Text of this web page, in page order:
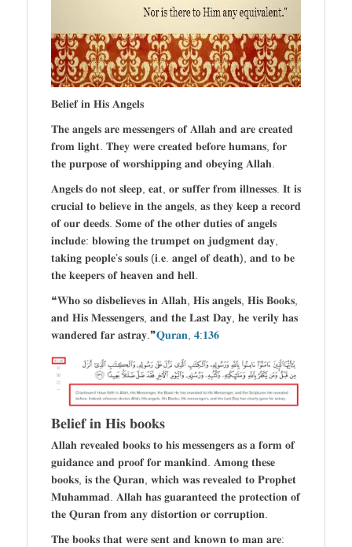
𝐁𝐞𝐥𝐢𝐞𝐟 𝐢𝐧 𝐇𝐢𝐬 𝐀𝐧𝐠𝐞𝐥𝐬
𝐓𝐡𝐞 𝐚𝐧𝐠𝐞𝐥𝐬 𝐚𝐫𝐞 𝐦𝐞𝐬𝐬𝐞𝐧𝐠𝐞𝐫𝐬 𝐨𝐟 𝐀𝐥𝐥𝐚𝐡 𝐚𝐧𝐝 𝐚𝐫𝐞 𝐜𝐫𝐞𝐚𝐭𝐞𝐝
𝐟𝐫𝐨𝐦 𝐥𝐢𝐠𝐡𝐭. 𝐓𝐡𝐞𝐲 𝐰𝐞𝐫𝐞 𝐜𝐫𝐞𝐚𝐭𝐞𝐝 𝐛𝐞𝐟𝐨𝐫𝐞 𝐡𝐮𝐦𝐚𝐧𝐬, 𝐟𝐨𝐫
𝐭𝐡𝐞 𝐩𝐮𝐫𝐩𝐨𝐬𝐞 𝐨𝐟 𝐰𝐨𝐫𝐬𝐡𝐢𝐩𝐩𝐢𝐧𝐠 𝐚𝐧𝐝 𝐨𝐛𝐞𝐲𝐢𝐧𝐠 𝐀𝐥𝐥𝐚𝐡.
𝐀𝐧𝐠𝐞𝐥𝐬 𝐝𝐨 𝐧𝐨𝐭 𝐬𝐥𝐞𝐞𝐩, 𝐞𝐚𝐭, 𝐨𝐫 𝐬𝐮𝐟𝐟𝐞𝐫 𝐟𝐫𝐨𝐦 𝐢𝐥𝐥𝐧𝐞𝐬𝐬𝐞𝐬. 𝐈𝐭 𝐢𝐬
𝐜𝐫𝐮𝐜𝐢𝐚𝐥 𝐭𝐨 𝐛𝐞𝐥𝐢𝐞𝐯𝐞 𝐢𝐧 𝐭𝐡𝐞 𝐚𝐧𝐠𝐞𝐥𝐬, 𝐚𝐬 𝐭𝐡𝐞𝐲 𝐤𝐞𝐞𝐩 𝐚 𝐫𝐞𝐜𝐨𝐫𝐝
𝐨𝐟 𝐨𝐮𝐫 𝐝𝐞𝐞𝐝𝐬. 𝐒𝐨𝐦𝐞 𝐨𝐟 𝐭𝐡𝐞 𝐨𝐭𝐡𝐞𝐫 𝐝𝐮𝐭𝐢𝐞𝐬 𝐨𝐟 𝐚𝐧𝐠𝐞𝐥𝐬
𝐢𝐧𝐜𝐥𝐮𝐝𝐞: 𝐛𝐥𝐨𝐰𝐢𝐧𝐠 𝐭𝐡𝐞 𝐭𝐫𝐮𝐦𝐩𝐞𝐭 𝐨𝐧 𝐣𝐮𝐝𝐠𝐦𝐞𝐧𝐭 𝐝𝐚𝐲,
𝐭𝐚𝐤𝐢𝐧𝐠 𝐩𝐞𝐨𝐩𝐥𝐞’𝐬 𝐬𝐨𝐮𝐥𝐬 (𝐢.𝐞. 𝐚𝐧𝐠𝐞𝐥 𝐨𝐟 𝐝𝐞𝐚𝐭𝐡), 𝐚𝐧𝐝 𝐭𝐨 𝐛𝐞
𝐭𝐡𝐞 𝐤𝐞𝐞𝐩𝐞𝐫𝐬 𝐨𝐟 𝐡𝐞𝐚𝐯𝐞𝐧 𝐚𝐧𝐝 𝐡𝐞𝐥𝐥.
❝𝐖𝐡𝐨 𝐬𝐨 𝐝𝐢𝐬𝐛𝐞𝐥𝐢𝐞𝐯𝐞𝐬 𝐢𝐧 𝐀𝐥𝐥𝐚𝐡, 𝐇𝐢𝐬 𝐚𝐧𝐠𝐞𝐥𝐬, 𝐇𝐢𝐬 𝐁𝐨𝐨𝐤𝐬,
𝐚𝐧𝐝 𝐇𝐢𝐬 𝐌𝐞𝐬𝐬𝐞𝐧𝐠𝐞𝐫𝐬, 𝐚𝐧𝐝 𝐭𝐡𝐞 𝐋𝐚𝐬𝐭 𝐃𝐚𝐲, 𝐡𝐞 𝐯𝐞𝐫𝐢𝐥𝐲 𝐡𝐚𝐬
𝐰𝐚𝐧𝐝𝐞𝐫𝐞𝐝 𝐟𝐚𝐫 𝐚𝐬𝐭𝐫𝐚𝐲.❞𝐐𝐮𝐫𝐚𝐧, 𝟒:𝟏𝟑𝟔
𝐁𝐞𝐥𝐢𝐞𝐟 𝐢𝐧 𝐇𝐢𝐬 𝐛𝐨𝐨𝐤𝐬
𝐀𝐥𝐥𝐚𝐡 𝐫𝐞𝐯𝐞𝐚𝐥𝐞𝐝 𝐛𝐨𝐨𝐤𝐬 𝐭𝐨 𝐡𝐢𝐬 𝐦𝐞𝐬𝐬𝐞𝐧𝐠𝐞𝐫𝐬 𝐚𝐬 𝐚 𝐟𝐨𝐫𝐦 𝐨𝐟
𝐠𝐮𝐢𝐝𝐚𝐧𝐜𝐞 𝐚𝐧𝐝 𝐩𝐫𝐨𝐨𝐟 𝐟𝐨𝐫 𝐦𝐚𝐧𝐤𝐢𝐧𝐝. 𝐀𝐦𝐨𝐧𝐠 𝐭𝐡𝐞𝐬𝐞
𝐛𝐨𝐨𝐤𝐬, 𝐢𝐬 𝐭𝐡𝐞 𝐐𝐮𝐫𝐚𝐧, 𝐰𝐡𝐢𝐜𝐡 𝐰𝐚𝐬 𝐫𝐞𝐯𝐞𝐚𝐥𝐞𝐝 𝐭𝐨 𝐏𝐫𝐨𝐩𝐡𝐞𝐭
𝐌𝐮𝐡𝐚𝐦𝐦𝐚𝐝. 𝐀𝐥𝐥𝐚𝐡 𝐡𝐚𝐬 𝐠𝐮𝐚𝐫𝐚𝐧𝐭𝐞𝐞𝐝 𝐭𝐡𝐞 𝐩𝐫𝐨𝐭𝐞𝐜𝐭𝐢𝐨𝐧 𝐨𝐟
𝐭𝐡𝐞 𝐐𝐮𝐫𝐚𝐧 𝐟𝐫𝐨𝐦 𝐚𝐧𝐲 𝐝𝐢𝐬𝐭𝐨𝐫𝐭𝐢𝐨𝐧 𝐨𝐫 𝐜𝐨𝐫𝐫𝐮𝐩𝐭𝐢𝐨𝐧.
𝐓𝐡𝐞 𝐛𝐨𝐨𝐤𝐬 𝐭𝐡𝐚𝐭 𝐰𝐞𝐫𝐞 𝐬𝐞𝐧𝐭 𝐚𝐧𝐝 𝐤𝐧𝐨𝐰𝐧 𝐭𝐨 𝐦𝐚𝐧 𝐚𝐫𝐞: